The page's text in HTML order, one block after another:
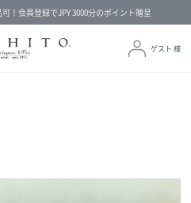
！会員登録でJPY 3000分のポイント贈呈
ゲスト 様